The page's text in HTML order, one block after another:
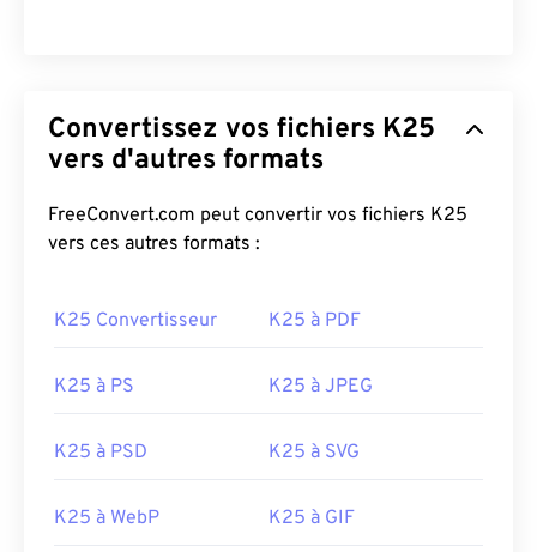
Convertissez vos fichiers K25
vers d'autres formats
FreeConvert.com peut convertir vos fichiers K25
vers ces autres formats :
K25 Convertisseur K25 à PDF
K25 à PS K25 à JPEG
K25 à PSD K25 à SVG
K25 à WebP K25 à GIF